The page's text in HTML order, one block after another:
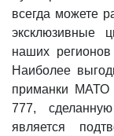
всегда можете
эксклюзивные
наших
Наиболее
приманки МАТО
777,
является